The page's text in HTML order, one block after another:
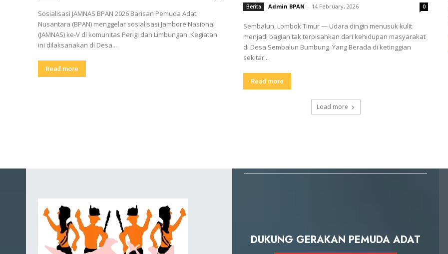
Sosialisasi JAMNAS BPAN 2026 Barisan Pemuda Adat
Nusantara (BPAN) menggelar sosialisasi Jambore Nasional
(JAMNAS) ke-V di komunitas Perigi dan Limbungan. Kegiatan
ini dilaksanakan di Desa...
Read more
Berita Admin BPAN - 14 February, 2026 0
Sembalun, Lombok Timur — Udara dingin menusuk kulit
menjadi bagian tak terpisahkan dari kehidupan masyarakat
di Desa Sembalun Bumbung. Yang Berada di ketinggian
sekitar...
Read more
Load more
DUKUNG GERAKAN PEMUDA ADAT